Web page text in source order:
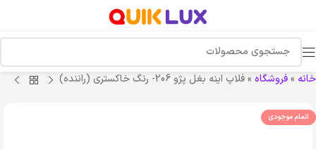
خانه »فروشگاه »فلاپ اینه بغل پژو 206- رنگ خاکستری (راننده)
اتمام موجودی